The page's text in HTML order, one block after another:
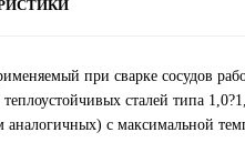
при сварке сосудов
теплоустойчивых сталей типа
с максимальной